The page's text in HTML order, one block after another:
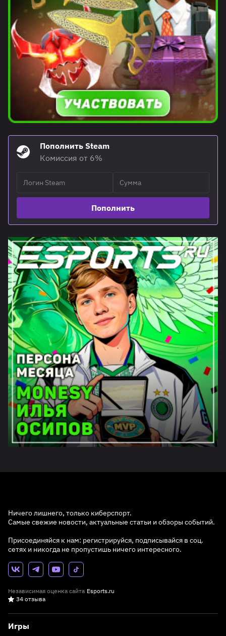
Пополнить Steam
Комиссия от 6%
Пополнить
Ничего лишнего, только киберспорт.
Самые свежие новости, актуальные статьи и обзоры событий.
Присоединяйся к нам: регистрируйся, подписывайся в соц.
сетях и никогда не пропустишь ничего интересного.
Независимая оценка сайта Esports.ru
34 отзыва
Игры